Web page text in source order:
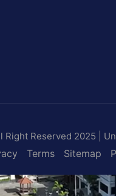
Reserved 2025 |
Terms Sitemap